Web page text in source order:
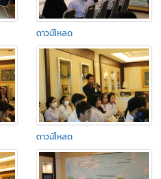
ดาวน์โหลด
ดาวน์โหลด